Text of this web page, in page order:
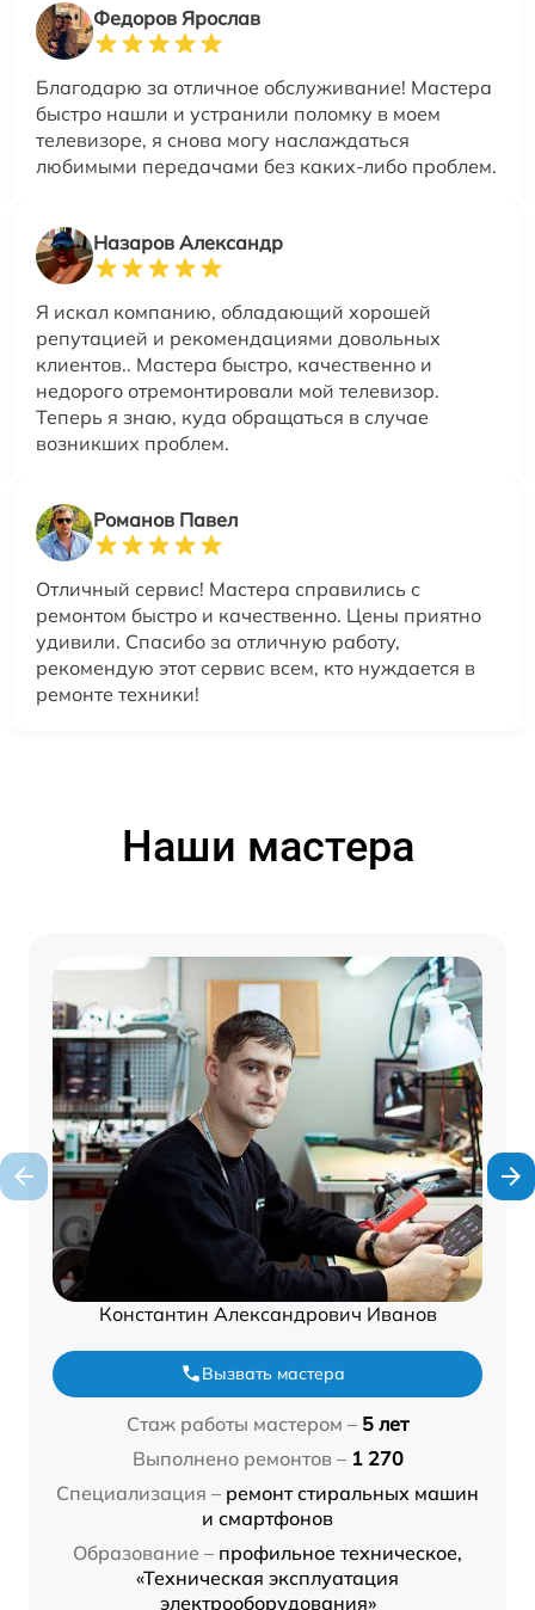
Федоров Ярослав
Благодарю за отличное обслуживание! Мастера
быстро нашли и устранили поломку в моем
телевизоре, я снова могу наслаждаться
любимыми передачами без каких-либо проблем.
Назаров Александр
Я искал компанию, обладающий хорошей
репутацией и рекомендациями довольных
клиентов.. Мастера быстро, качественно и
недорого отремонтировали мой телевизор.
Теперь я знаю, куда обращаться в случае
возникших проблем.
Романов Павел
Отличный сервис! Мастера справились с
ремонтом быстро и качественно. Цены приятно
удивили. Спасибо за отличную работу,
рекомендую этот сервис всем, кто нуждается в
ремонте техники!
Наши мастера
Константин Александрович Иванов
Вызвать мастера
Стаж работы мастером – 5 лет
Выполнено ремонтов – 1 270
Специализация – ремонт стиральных машин
и смартфонов
Образование – профильное техническое,
«Техническая эксплуатация
электрооборудования»